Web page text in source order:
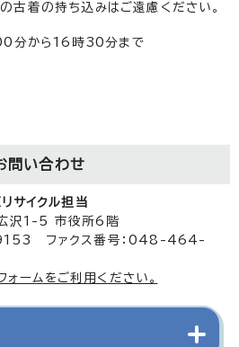
古着の持ち込みはご遠慮ください。
分から16時30分まで
問い合わせ
サイクル担当
1-5 市役所6階
ファクス番号：048-464-
ームをご利用ください。